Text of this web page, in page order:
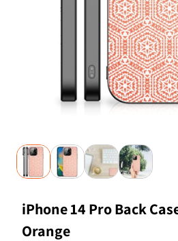
iPhone 14 Pro Back
Orange